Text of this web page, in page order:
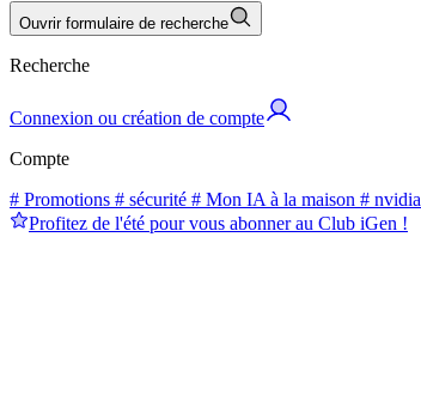
Ouvrir formulaire de recherche
Recherche
Connexion ou création de compte
Compte
# Promotions # sécurité # Mon IA à la maison # nvidia
Profitez de l'été pour vous abonner au Club iGen !